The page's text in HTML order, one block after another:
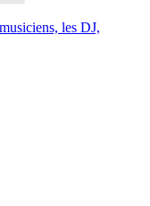
les DJ,